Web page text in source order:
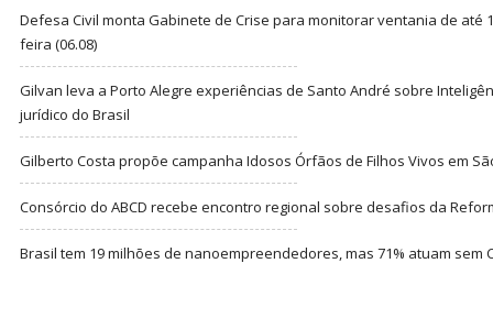
Defesa Civil monta Gabinete de Crise para monitorar ventania de até
feira (06.08)
Gilvan leva a Porto Alegre experiências de Santo André sobre
jurídico do Brasil
Gilberto Costa propõe campanha Idosos Órfãos de Filhos Vivos em
Consórcio do ABCD recebe encontro regional sobre desafios da
Brasil tem 19 milhões de nanoempreendedores, mas 71% atuam sem